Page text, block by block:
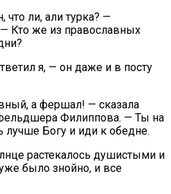
ли, али турка? —
Кто же из православных
я, — он даже и в посту
а фершал! — сказала
Филиппова. — Ты на
лучше Богу и иди к обедне.
растекалось душистыми и
было знойно, и все